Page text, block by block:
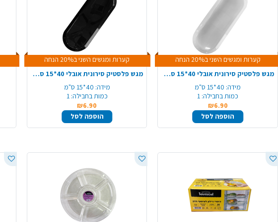
קערות ומגשים השני ב20% הנחה
מגש פלסטיק סירונית אובלי 40*15 ס"מ - לבן
מידה: 40*15 ס"מ
כמות בחבילה: 1
₪6.90
הוספה לסל
קערות ומגשים השני ב20% הנחה
מגש פלסטיק סירונית אובלי 40*15 ס"מ - שחור
מידה: 40*15 ס"מ
כמות בחבילה: 1
₪6.90
הוספה לסל